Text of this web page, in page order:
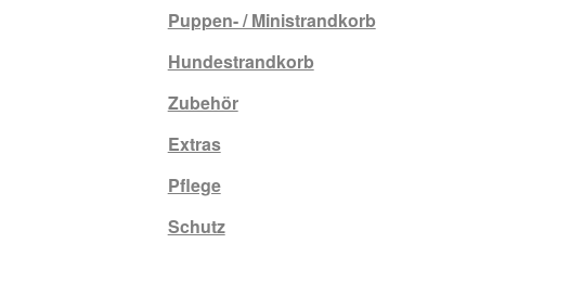
Puppen- / Ministrandkorb
Hundestrandkorb
Zubehör
Extras
Pflege
Schutz